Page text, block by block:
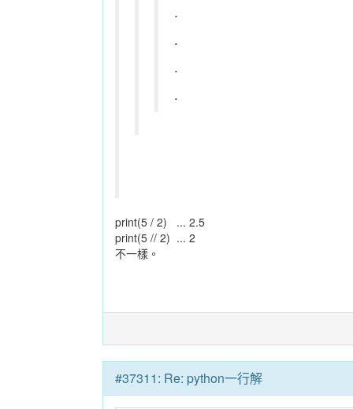
.
.
.
.
print(5 / 2) ... 2.5
print(5 // 2) ... 2
不一樣。
#37311: Re: python一行解